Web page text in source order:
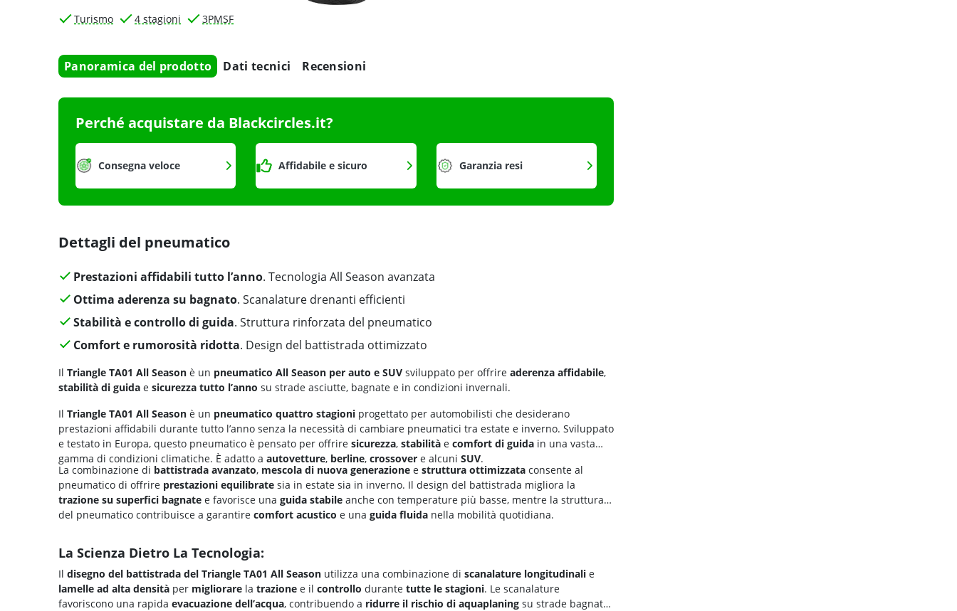
Turismo 4 stagioni 3PMSF
Panoramica del prodotto Dati tecnici Recensioni
Perché acquistare da Blackcircles.it?
Consegna veloce Affidabile e sicuro Garanzia resi
Dettagli del pneumatico
Prestazioni affidabili tutto l’anno. Tecnologia All Season avanzata
Ottima aderenza su bagnato. Scanalature drenanti efficienti
Stabilità e controllo di guida. Struttura rinforzata del pneumatico
Comfort e rumorosità ridotta. Design del battistrada ottimizzato
Il Triangle TA01 All Season è un pneumatico All Season per auto e SUV sviluppato per offrire aderenza affidabile,
stabilità di guida e sicurezza tutto l’anno su strade asciutte, bagnate e in condizioni invernali.
Il Triangle TA01 All Season è un pneumatico quattro stagioni progettato per automobilisti che desiderano
prestazioni affidabili durante tutto l’anno senza la necessità di cambiare pneumatici tra estate e inverno. Sviluppato
e testato in Europa, questo pneumatico è pensato per offrire sicurezza, stabilità e comfort di guida in una vasta
gamma di condizioni climatiche. È adatto a autovetture, berline, crossover e alcuni SUV.
La combinazione di battistrada avanzato, mescola di nuova generazione e struttura ottimizzata consente al
pneumatico di offrire prestazioni equilibrate sia in estate sia in inverno. Il design del battistrada migliora la
trazione su superfici bagnate e favorisce una guida stabile anche con temperature più basse, mentre la struttura
del pneumatico contribuisce a garantire comfort acustico e una guida fluida nella mobilità quotidiana.
La Scienza Dietro La Tecnologia:
Il disegno del battistrada del Triangle TA01 All Season utilizza una combinazione di scanalature longitudinali e
lamelle ad alta densità per migliorare la trazione e il controllo durante tutte le stagioni. Le scanalature
favoriscono una rapida evacuazione dell’acqua, contribuendo a ridurre il rischio di aquaplaning su strade bagnate.